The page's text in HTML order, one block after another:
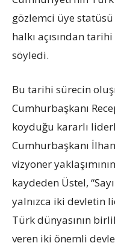
gözlemci üye statüsü
halkı açısından
söyledi.
Bu tarihi sürecin
Cumhurbaşkanı
koyduğu kararlı
Cumhurbaşkanı
vizyoner
kaydeden Üstel,
yalnızca iki devletin
Türk dünyasının
veren iki önemli